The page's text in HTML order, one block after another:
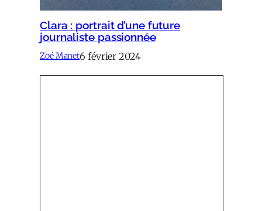
Clara : portrait d’une future
journaliste passionnée
Zoé Manet6 février 2024